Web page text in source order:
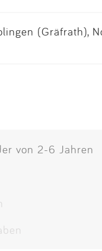
(Gräfrath),
von 2-6 Jahren